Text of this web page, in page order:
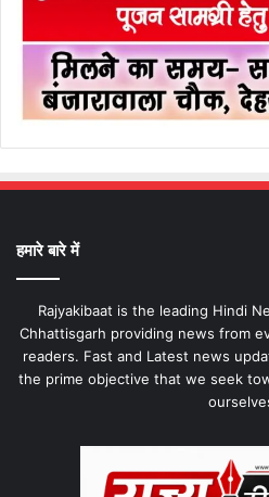
हमारे बारे में
Rajyakibaat is the leading Hindi
Chhattisgarh providing news from
readers. Fast and Latest news
the prime objective that we seek